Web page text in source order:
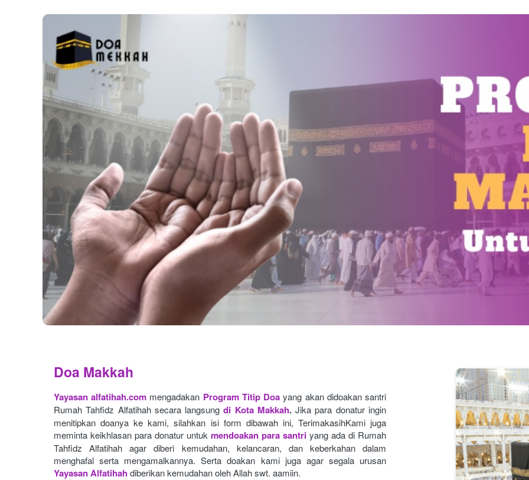
Doa Makkah
Yayasan alfatihah.com mengadakan Program Titip Doa yang akan didoakan santri
Rumah Tahfidz Alfatihah secara langsung di Kota Makkah. Jika para donatur ingin
menitipkan doanya ke kami, silahkan isi form dibawah ini, TerimakasihKami juga
meminta keikhlasan para donatur untuk mendoakan para santri yang ada di Rumah
Tahfidz Alfatihah agar diberi kemudahan, kelancaran, dan keberkahan dalam
menghafal serta mengamalkannya. Serta doakan kami juga agar segala urusan
Yayasan Alfatihah diberikan kemudahan oleh Allah swt. aamiin.